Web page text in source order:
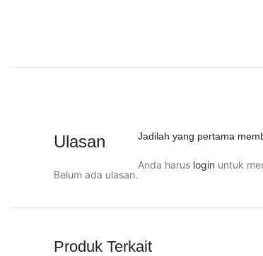
Ulasan
Belum ada ulasan.
Jadilah yang pertama
Anda harus login untuk
Produk Terkait